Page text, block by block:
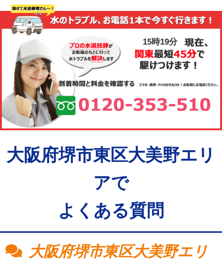
15時19分
大阪府堺市東区大美野エリ
アで
よくある質問
大阪府堺市東区大美野エリ